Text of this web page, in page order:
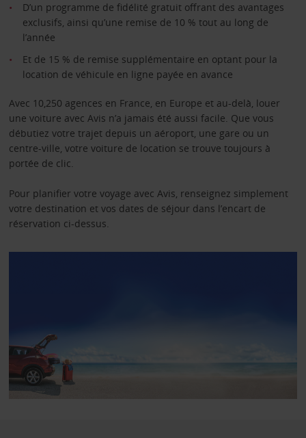
D’un programme de fidélité gratuit offrant des avantages
exclusifs, ainsi qu’une remise de 10 % tout au long de
l’année
Et de 15 % de remise supplémentaire en optant pour la
location de véhicule en ligne payée en avance
Avec 10,250 agences en France, en Europe et au-delà, louer
une voiture avec Avis n’a jamais été aussi facile. Que vous
débutiez votre trajet depuis un aéroport, une gare ou un
centre-ville, votre voiture de location se trouve toujours à
portée de clic.
Pour planifier votre voyage avec Avis, renseignez simplement
votre destination et vos dates de séjour dans l’encart de
réservation ci-dessus.